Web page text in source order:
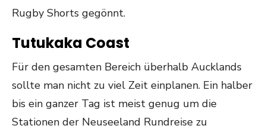
Rugby Shorts gegönnt.
Tutukaka Coast
Für den gesamten Bereich überhalb Aucklands
sollte man nicht zu viel Zeit einplanen. Ein halber
bis ein ganzer Tag ist meist genug um die
Stationen der Neuseeland Rundreise zu